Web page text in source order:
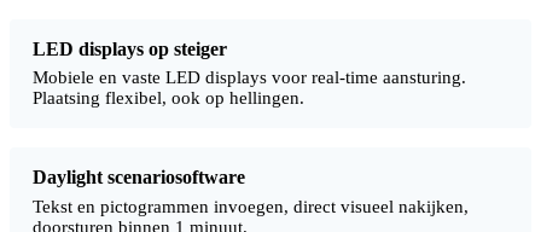
LED displays op steiger
Mobiele en vaste LED displays voor real-time aansturing.
Plaatsing flexibel, ook op hellingen.
Daylight scenariosoftware
Tekst en pictogrammen invoegen, direct visueel nakijken,
doorsturen binnen 1 minuut.